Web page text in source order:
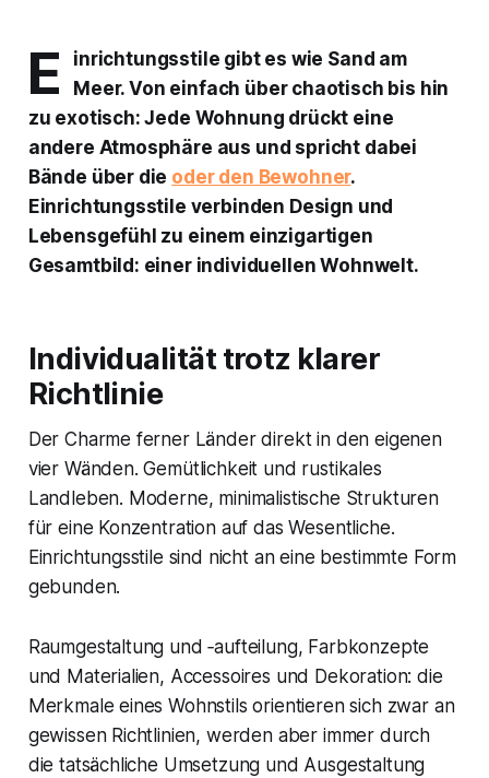
E
inrichtungsstile gibt es wie Sand am
Meer. Von einfach über chaotisch bis hin
zu exotisch: Jede Wohnung drückt eine
andere Atmosphäre aus und spricht dabei
Bände über die oder den Bewohner.
Einrichtungsstile verbinden Design und
Lebensgefühl zu einem einzigartigen
Gesamtbild: einer individuellen Wohnwelt.
Individualität trotz klarer
Richtlinie
Der Charme ferner Länder direkt in den eigenen
vier Wänden. Gemütlichkeit und rustikales
Landleben. Moderne, minimalistische Strukturen
für eine Konzentration auf das Wesentliche.
Einrichtungsstile sind nicht an eine bestimmte Form
gebunden.
Raumgestaltung und ‑aufteilung, Farbkonzepte
und Materialien, Accessoires und Dekoration: die
Merkmale eines Wohnstils orientieren sich zwar an
gewissen Richtlinien, werden aber immer durch
die tatsächliche Umsetzung und Ausgestaltung